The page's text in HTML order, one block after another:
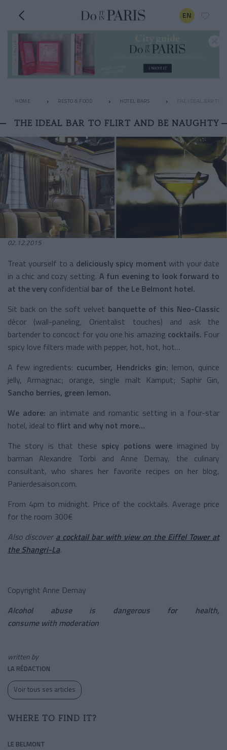
EN
HOME RESTO & FOOD HOTEL BARS THE IDEAL BAR TO
THE IDEAL BAR TO FLIRT AND BE NAUGHTY
02.12.2015
Treat yourself to a deliciously spicy moment with your date
in a chic and cozy setting. A fun evening to look forward to
at the very confidential bar of the Le Belmont hotel.
Sit back on the soft velvet banquette of this Neo-Classic
décor (wall-paneling, Orientalist touches) and ask the
bartender to concoct for you one his amazing cocktails. Four
spicy love filters made with pepper, hot, hot, hot…
A few ingredients: cucumber, Hendricks gin; lemon, quince
jelly, Armagnac; orange, single malt Kamput; Saphir Gin,
Sancho berries, green lemon.
We adore: an intimate and romantic setting in a four-star
hotel, ideal to flirt and why not more…
The story is that these spicy potions were imagined by
barman Alexandre Torbi and Anne Demay, the culinary
consultant, who shares her favorite recipes on her blog,
Panierdesaison.com.
From 4pm to midnight. Price of the cocktails. Average price
for the room 300€
Also discover a cocktail bar with view on the Eiffel Tower at
the Shangri-La.
Copyright Anne Demay
Alcohol abuse is dangerous for health,
consume with moderation
written by
LA RÉDACTION
Voir tous ses articles
WHERE TO FIND IT?
LE BELMONT